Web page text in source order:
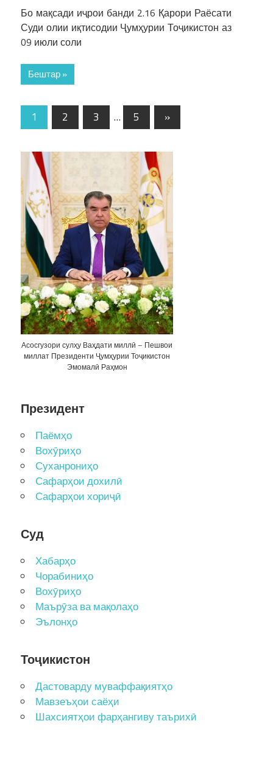
Бо мақсади иҷрои банди 2.16 Қарори Раёсати
Суди олии иқтисодии Ҷумҳурии Тоҷикистон аз
09 июли соли
Бештар »
1 2 3 … 5 »
Асосгузори сулҳу Ваҳдати миллӣ – Пешвои
миллат Президенти Ҷумҳурии Тоҷикистон
Эмомалӣ Раҳмон
Президент
Паёмҳо
Вохӯриҳо
Суханрониҳо
Сафарҳои дохилӣ
Сафарҳои хориҷӣ
Суд
Хабарҳо
Чорабиниҳо
Вохӯриҳо
Маърӯза ва мақолаҳо
Эълонҳо
Тоҷикистон
Дастоварду муваффақиятҳо
Мавзеъҳои саёҳи
Шахсиятҳои фарҳангиву таърихӣ